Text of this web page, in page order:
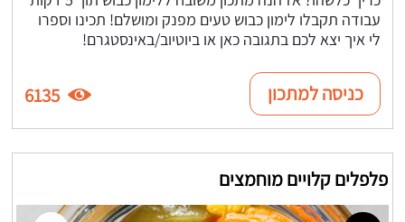
עבודה תקבלו לימון כבוש טעים מפנק ומושלם! תכינו וספרו
לי איך יצא לכם בתגובה כאן או ביוטיוב/באינסטגרם!
כניסה למתכון 6135
פלפלים קלויים מוחמצים